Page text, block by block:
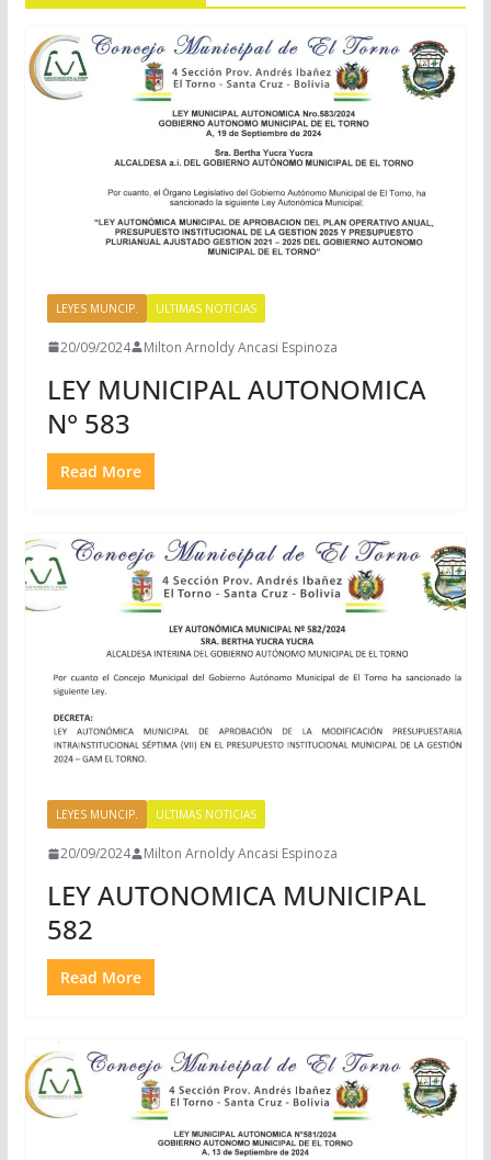
LEYES MUNCIP. ULTIMAS NOTICIAS
20/09/2024 Milton Arnoldy Ancasi Espinoza
LEY MUNICIPAL AUTONOMICA
N° 583
Read More
LEYES MUNCIP. ULTIMAS NOTICIAS
20/09/2024 Milton Arnoldy Ancasi Espinoza
LEY AUTONOMICA MUNICIPAL
582
Read More